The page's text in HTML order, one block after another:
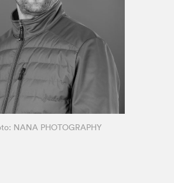
NANA PHOTOGRAPHY